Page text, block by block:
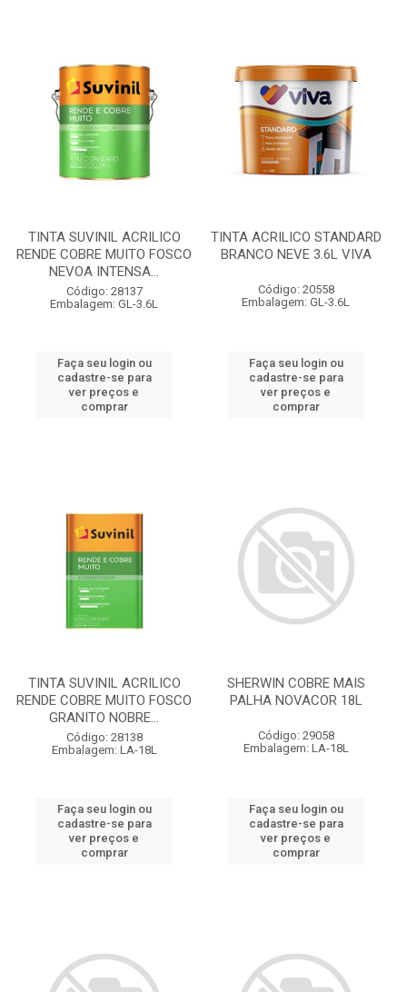
TINTA SUVINIL ACRILICO
RENDE COBRE MUITO FOSCO
NEVOA INTENSA...
Código: 28137
Embalagem: GL-3.6L
Faça seu login ou
cadastre-se para
ver preços e
comprar
TINTA ACRILICO STANDARD
BRANCO NEVE 3.6L VIVA
Código: 20558
Embalagem: GL-3.6L
Faça seu login ou
cadastre-se para
ver preços e
comprar
TINTA SUVINIL ACRILICO
RENDE COBRE MUITO FOSCO
GRANITO NOBRE...
Código: 28138
Embalagem: LA-18L
Faça seu login ou
cadastre-se para
ver preços e
comprar
SHERWIN COBRE MAIS
PALHA NOVACOR 18L
Código: 29058
Embalagem: LA-18L
Faça seu login ou
cadastre-se para
ver preços e
comprar